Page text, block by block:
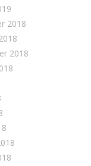
2018
2018